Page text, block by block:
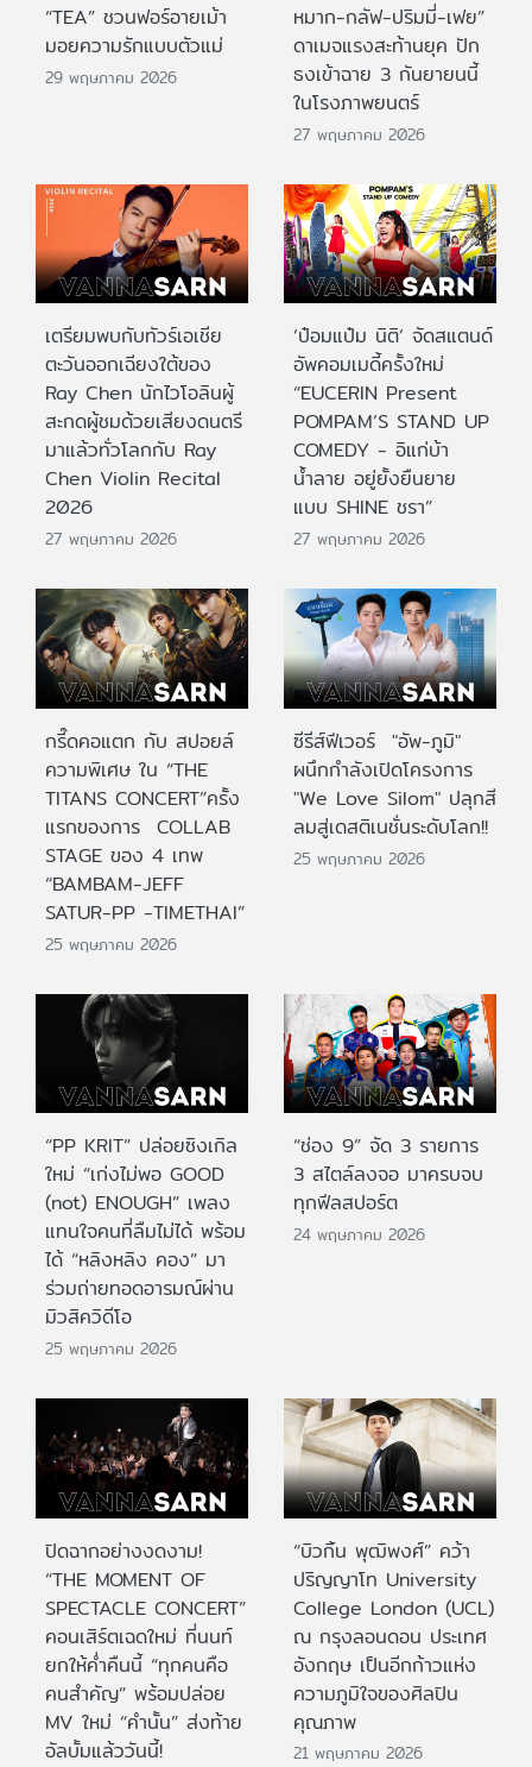
“TEA” ชวนฟอร์อายเม้า
มอยความรักแบบตัวแม่
29 พฤษภาคม 2026
หมาก-กลัฟ-ปริมมี่-เฟย”
ดาเมจแรงสะท้านยุค ปัก
ธงเข้าฉาย 3 กันยายนนี้
ในโรงภาพยนตร์
27 พฤษภาคม 2026
เตรียมพบกับทัวร์เอเชีย
ตะวันออกเฉียงใต้ของ
Ray Chen นักไวโอลินผู้
สะกดผู้ชมด้วยเสียงดนตรี
มาแล้วทั่วโลกกับ Ray
Chen Violin Recital
2026
27 พฤษภาคม 2026
‘ป๋อมแป๋ม นิติ’ จัดสแตนด์
อัพคอมเมดี้ครั้งใหม่
“EUCERIN Present
POMPAM’S STAND UP
COMEDY - อิแก่บ้า
น้ำลาย อยู่ยั้งยืนยาย
แบบ SHINE ชรา”
27 พฤษภาคม 2026
กรี๊ดคอแตก กับ สปอยล์
ความพิเศษ ใน “THE
TITANS CONCERT”ครั้ง
แรกของการ COLLAB
STAGE ของ 4 เทพ
“BAMBAM-JEFF
SATUR-PP -TIMETHAI”
25 พฤษภาคม 2026
ซีรีส์ฟีเวอร์ "อัพ-ภูมิ"
ผนึกกำลังเปิดโครงการ
"We Love Silom" ปลุกสี
ลมสู่เดสติเนชั่นระดับโลก!!
25 พฤษภาคม 2026
“PP KRIT” ปล่อยซิงเกิล
ใหม่ “เก่งไม่พอ GOOD
(not) ENOUGH” เพลง
แทนใจคนที่ลืมไม่ได้ พร้อม
ได้ “หลิงหลิง คอง” มา
ร่วมถ่ายทอดอารมณ์ผ่าน
มิวสิควิดีโอ
25 พฤษภาคม 2026
“ช่อง 9” จัด 3 รายการ
3 สไตล์ลงจอ มาครบจบ
ทุกฟีลสปอร์ต
24 พฤษภาคม 2026
ปิดฉากอย่างงดงาม!
“THE MOMENT OF
SPECTACLE CONCERT”
คอนเสิร์ตเฉดใหม่ ที่นนท์
ยกให้ค่ำคืนนี้ “ทุกคนคือ
คนสำคัญ” พร้อมปล่อย
MV ใหม่ “คำนั้น” ส่งท้าย
อัลบั้มแล้ววันนี้!
“บิวกิ้น พุฒิพงศ์” คว้า
ปริญญาโท University
College London (UCL)
ณ กรุงลอนดอน ประเทศ
อังกฤษ เป็นอีกก้าวแห่ง
ความภูมิใจของศิลปิน
คุณภาพ
21 พฤษภาคม 2026